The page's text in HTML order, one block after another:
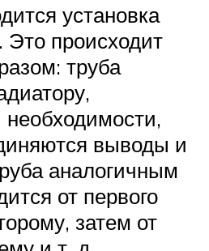
установка
Это происходит
труба
необходимости,
выводы и
аналогичным
от первого
затем от